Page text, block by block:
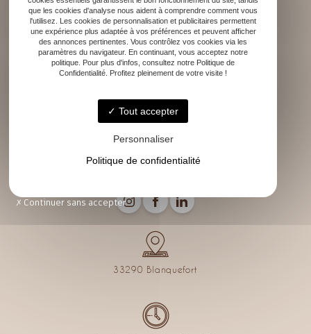
Accueil
Rénovation
Conseils décoration
Mes réalisations
Contact
33290 Blanquefort
que les cookies d'analyse nous aident à comprendre comment vous
l'utilisez. Les cookies de personnalisation et publicitaires permettent
une expérience plus adaptée à vos préférences et peuvent afficher
des annonces pertinentes. Vous contrôlez vos cookies via les
paramètres du navigateur. En continuant, vous acceptez notre
politique. Pour plus d'infos, consultez notre Politique de
Confidentialité. Profitez pleinement de votre visite !
Tout accepter
Personnaliser
Politique de confidentialité
Continuer sans accepter